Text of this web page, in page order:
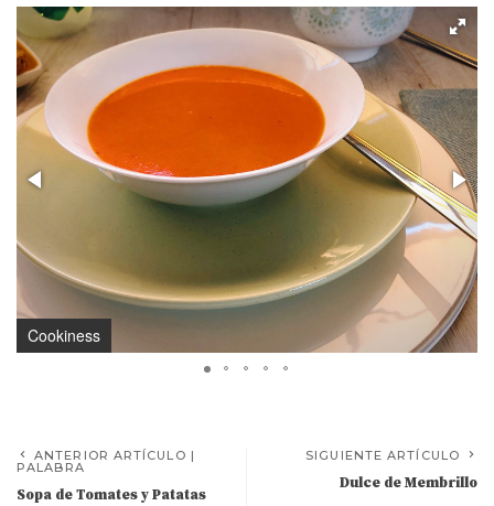
Cookiness
ANTERIOR ARTÍCULO |
PALABRA
Sopa de Tomates y Patatas
SIGUIENTE ARTÍCULO
Dulce de Membrillo